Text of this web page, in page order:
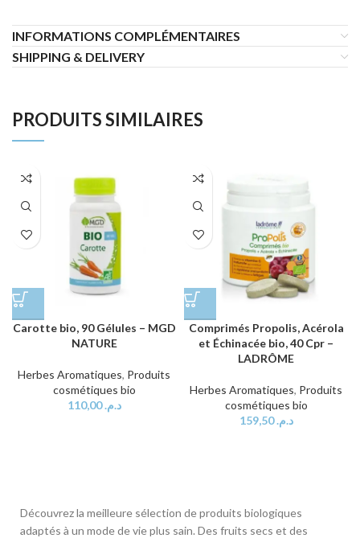
INFORMATIONS COMPLÉMENTAIRES
SHIPPING & DELIVERY
PRODUITS SIMILAIRES
Carotte bio, 90 Gélules – MGD
NATURE
Herbes Aromatiques, Produits
cosmétiques bio
د.م.110,00
Comprimés Propolis, Acérola
et Échinacée bio, 40 Cpr –
LADRÔME
Herbes Aromatiques, Produits
cosmétiques bio
د.م.159,50
Découvrez la meilleure sélection de produits biologiques
adaptés à un mode de vie plus sain. Des fruits secs et des